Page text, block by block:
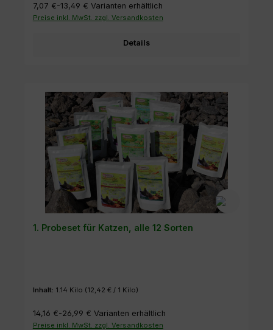
7,07 €-13,49 € Varianten erhältlich
Preise inkl. MwSt. zzgl. Versandkosten
Details
1. Probeset für Katzen, alle 12 Sorten
Inhalt: 1.14 Kilo (12,42 € / 1 Kilo)
14,16 €-26,99 € Varianten erhältlich
Preise inkl. MwSt. zzgl. Versandkosten